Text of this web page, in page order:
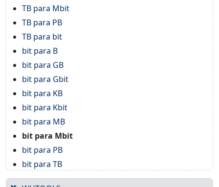
TB para Mbit
TB para PB
TB para bit
bit para B
bit para GB
bit para Gbit
bit para KB
bit para Kbit
bit para MB
bit para Mbit
bit para PB
bit para TB